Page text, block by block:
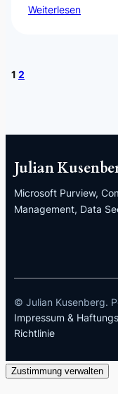
Weiterlesen
1 2
Julian
Microsoft Purview,
Management, Data
© Julian Kusenberg.
Impressum &
Richtlinie
Zustimmung verwalten